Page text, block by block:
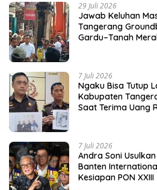
29 Juli 2026
Jawab Keluhan
Tangerang
Gardu–Tanah
7 Juli 2026
Ngaku Bisa Tutup
Kabupaten
Saat Terima Uang
7 Juli 2026
Andra Soni
Banten
Kesiapan PON